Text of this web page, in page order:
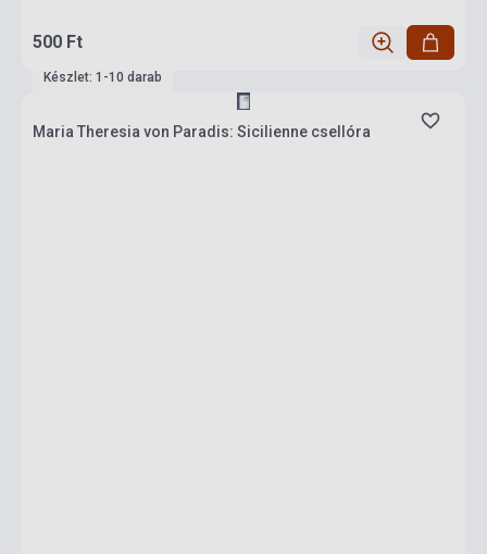
500 Ft
Készlet: 1-10 darab
Maria Theresia von Paradis: Sicilienne csellóra